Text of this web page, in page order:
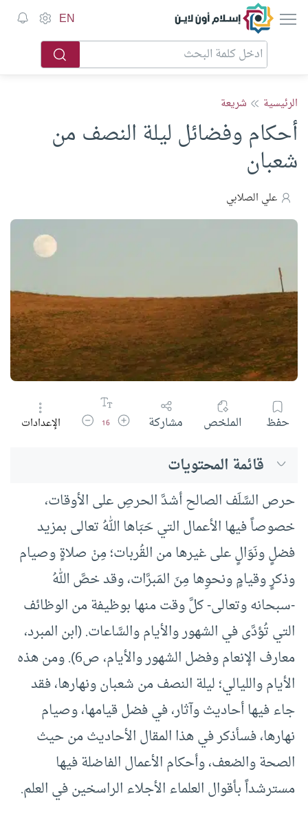
إسلام أون لاين EN
الرئيسية شريعة
أحكام وفضائل ليلة النصف من
شعبان
علي الصلابي
حفظ الملخص مشاركة زيادة حجم الخط
16 تقليل حجم الخط
الإعدادات
قائمة المحتويات
حرص السَّلَف الصالح أشدَّ الحرصِ على الأوقات،
خصوصاً فيها الأعمال التي حَبَاها اللهُ تعالى بمزيد
فضلٍ ونَوَالٍ على غيرها من القُربات؛ مِنْ صلاةٍ وصيام
وذكرٍ وقيامٍ ونحوِها مِنَ المَبرَّات، وقد خصَّ اللهُ
-سبحانه وتعالى- كلَّ وقت منها بوظيفة من الوظائف
التي تُؤدَّى في الشهور والأيام والسَّاعات. (ابن المبرد،
معارف الإنعام وفضل الشهور والأيام، ص6). ومن هذه
الأيام والليالي؛ ليلة النصف من شعبان ونهارها، فقد
جاء فيها أحاديث وآثار، في فضل قيامها، وصيام
نهارها، فسأذكر في هذا المقال الأحاديث من حيث
الصحة والضعف، وأحكام الأعمال الفاضلة فيها
مسترشداً بأقوال العلماء الأجلاء الراسخين في العلم.